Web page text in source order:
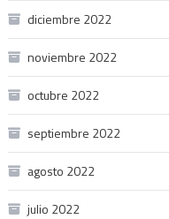
diciembre 2022
noviembre 2022
octubre 2022
septiembre 2022
agosto 2022
julio 2022